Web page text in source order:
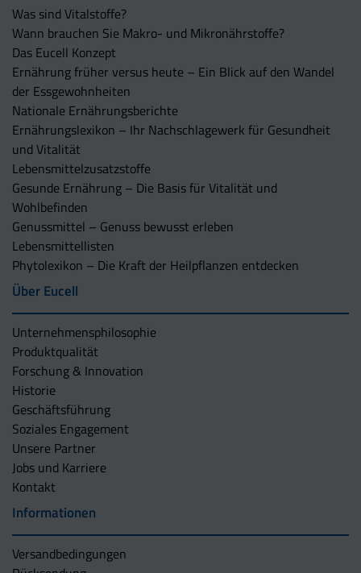
Was sind Vitalstoffe?
Wann brauchen Sie Makro- und Mikronährstoffe?
Das Eucell Konzept
Ernährung früher versus heute – Ein Blick auf den Wandel
der Essgewohnheiten
Nationale Ernährungsberichte
Ernährungslexikon – Ihr Nachschlagewerk für Gesundheit
und Vitalität
Lebensmittelzusatzstoffe
Gesunde Ernährung – Die Basis für Vitalität und
Wohlbefinden
Genussmittel – Genuss bewusst erleben
Lebensmittellisten
Phytolexikon – Die Kraft der Heilpflanzen entdecken
Über Eucell
Unternehmens­philosophie
Produktqualität
Forschung & Innovation
Historie
Geschäftsführung
Soziales Engagement
Unsere Partner
Jobs und Karriere
Kontakt
Informationen
Versandbedingungen